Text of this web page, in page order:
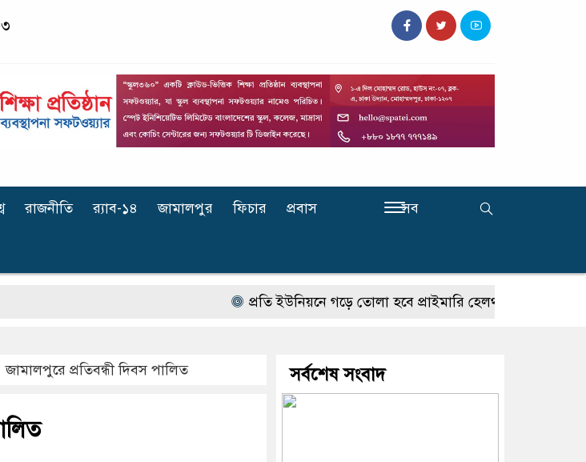
রাজনীতি র‌্যাব-১৪ জামালপুর ফিচার প্রবাস সব
প্রতি ইউনিয়নে গড়ে তোলা হবে প্রাইমারি হেলথ কেয়ার ইউনিট :
জামালপুরে প্রতিবন্ধী দিবস পালিত সর্বশেষ সংবাদ